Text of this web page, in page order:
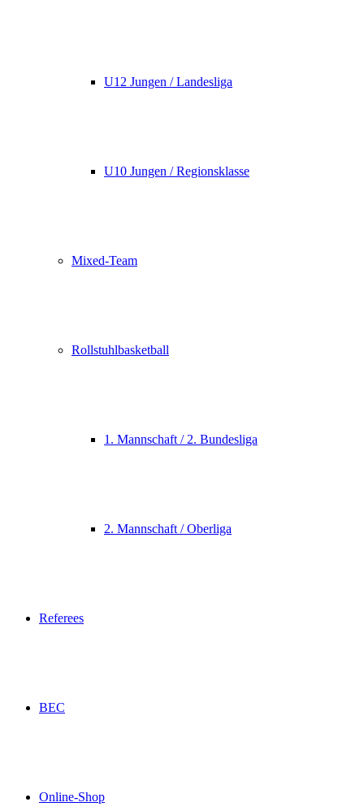
U12 Jungen / Landesliga
U10 Jungen / Regionsklasse
Mixed-Team
Rollstuhlbasketball
1. Mannschaft / 2. Bundesliga
2. Mannschaft / Oberliga
Referees
BEC
Online-Shop